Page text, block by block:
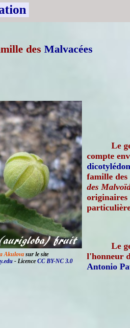
des Malvacées
Akulova sur le site
- Licence CC BY-NC 3.0
Le
compte
famille des
des
originaires
Le
l'honneur
Antonio